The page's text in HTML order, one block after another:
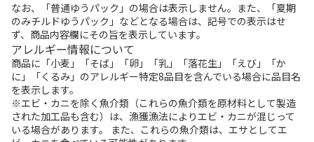
なお、「普通ゆうパック」の場合は表示しません。また、「夏期
のみチルドゆうパック」などとなる場合は、記号での表示はせ
ず、商品内容欄にその旨を表示しています。
アレルギー情報について
商品に「小麦」「そば」「卵」「乳」「落花生」「えび」「か
に」「くるみ」のアレルギー特定8品目を含んでいる場合に品目名
を表示します。
※エビ・カニを除く魚介類（これらの魚介類を原材料として製造
された加工品も含む）は、漁獲漁法によりエビ・カニが混じって
いる場合があります。 また、これらの魚介類は、エサとしてエ